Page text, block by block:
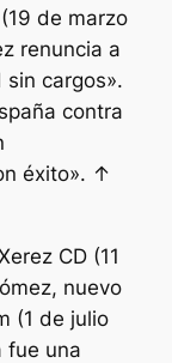
de marzo
renuncia a
cargos».
contra
éxito». ↑
CD (11
nuevo
(1 de julio
fue una